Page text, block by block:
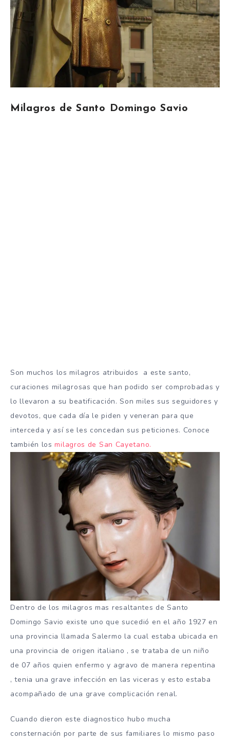
Milagros de Santo Domingo Savio
Son muchos los milagros atribuidos a este santo,
curaciones milagrosas que han podido ser comprobadas y
lo llevaron a su beatificación. Son miles sus seguidores y
devotos, que cada día le piden y veneran para que
interceda y así se les concedan sus peticiones. Conoce
también losmilagros de San Cayetano.
Dentro de los milagros mas resaltantes de Santo
Domingo Savio existe uno que sucedió en el año 1927 en
una provincia llamada Salermo la cual estaba ubicada en
una provincia de origen italiano , se trataba de un niño
de 07 años quien enfermo y agravo de manera repentina
, tenia una grave infección en las viceras y esto estaba
acompañado de una grave complicación renal.
Cuando dieron este diagnostico hubo mucha
consternación por parte de sus familiares lo mismo paso